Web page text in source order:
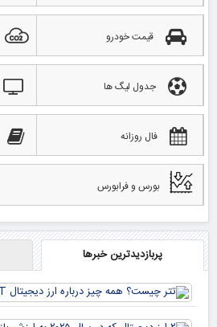
قیمت خودرو
جدول لیگ ها
فال روزانه
بورس و فرابورس
پربازدیدترین خبرها